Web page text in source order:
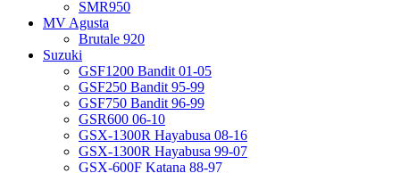
SMR950
MV Agusta
Brutale 920
Suzuki
GSF1200 Bandit 01-05
GSF250 Bandit 95-99
GSF750 Bandit 96-99
GSR600 06-10
GSX-1300R Hayabusa 08-16
GSX-1300R Hayabusa 99-07
GSX-600F Katana 88-97